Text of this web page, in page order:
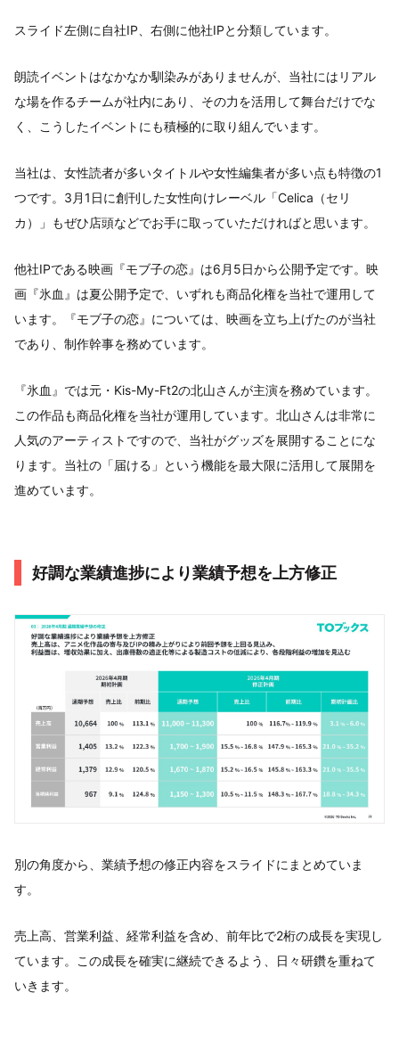
スライド左側に自社IP、右側に他社IPと分類しています。
朗読イベントはなかなか馴染みがありませんが、当社にはリアル
な場を作るチームが社内にあり、その力を活用して舞台だけでな
く、こうしたイベントにも積極的に取り組んでいます。
当社は、女性読者が多いタイトルや女性編集者が多い点も特徴の1
つです。3月1日に創刊した女性向けレーベル「Celica（セリ
カ）」もぜひ店頭などでお手に取っていただければと思います。
他社IPである映画『モブ子の恋』は6月5日から公開予定です。映
画『氷血』は夏公開予定で、いずれも商品化権を当社で運用して
います。『モブ子の恋』については、映画を立ち上げたのが当社
であり、制作幹事を務めています。
『氷血』では元・Kis-My-Ft2の北山さんが主演を務めています。
この作品も商品化権を当社が運用しています。北山さんは非常に
人気のアーティストですので、当社がグッズを展開することにな
ります。当社の「届ける」という機能を最大限に活用して展開を
進めています。
好調な業績進捗により業績予想を上方修正
別の角度から、業績予想の修正内容をスライドにまとめていま
す。
売上高、営業利益、経常利益を含め、前年比で2桁の成長を実現し
ています。この成長を確実に継続できるよう、日々研鑽を重ねて
いきます。